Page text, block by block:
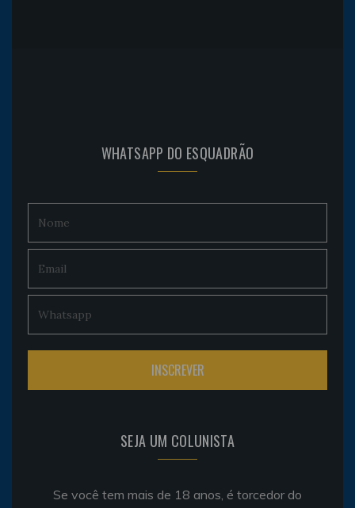
WHATSAPP DO ESQUADRÃO
SEJA UM COLUNISTA
Se você tem mais de 18 anos, é torcedor do